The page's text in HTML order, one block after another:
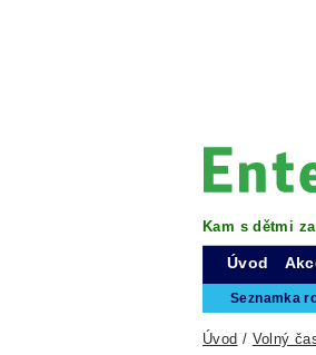
Kam s dětmi
Úvod
Seznamka
Úvod / Volný